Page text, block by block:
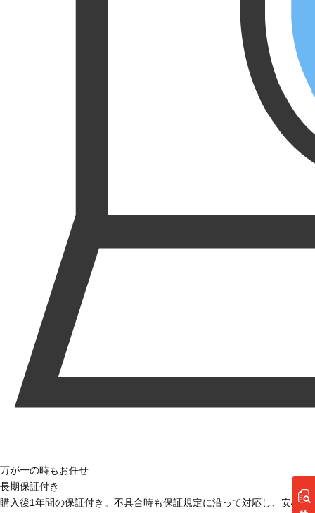
万が一の時もお任せ
長期保証付き
購入後1年間の保証付き。不具合時も保証規定に沿って対応し、安心